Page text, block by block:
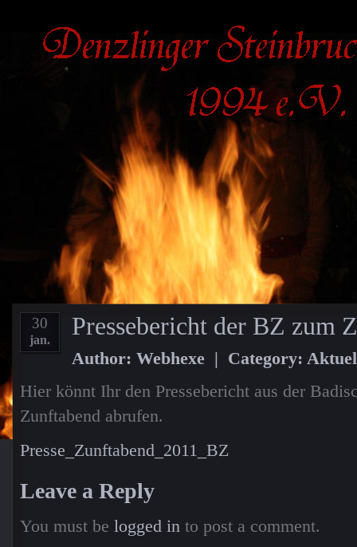
30
jan. Pressebericht der BZ zum
Author: Webhexe | Category:
Hier könnt Ihr den Pressebericht aus der
Zunftabend abrufen.
Presse_Zunftabend_2011_BZ
Leave a Reply
You must be logged in to post a comment.